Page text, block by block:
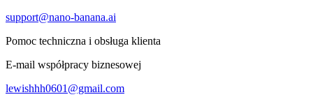
support@nano-banana.ai
Pomoc techniczna i obsługa klienta
E-mail współpracy biznesowej
lewishhh0601@gmail.com